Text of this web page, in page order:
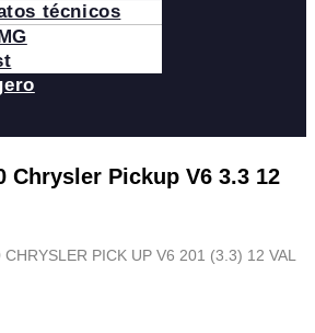
técnicos
Chrysler Pickup V6 3.3 12
PICK UP V6 201 (3.3) 12 VAL